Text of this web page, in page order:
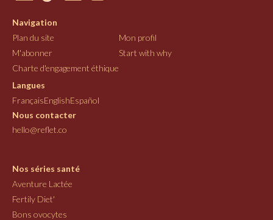
Navigation
Plan du site
Mon profil
M'abonner
Start with why
Charte d'engagement éthique
Langues
FrançaisEnglishEspañol
Nous contacter
hello@reflet.co
Nos séries santé
Aventure Lactée
Fertily Diet'
Bons ovocytes